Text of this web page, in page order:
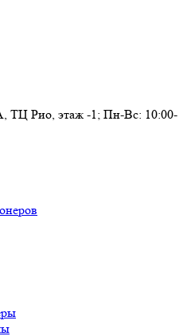
ТЦ Рио, этаж -1; Пн-Вс: 10:00-